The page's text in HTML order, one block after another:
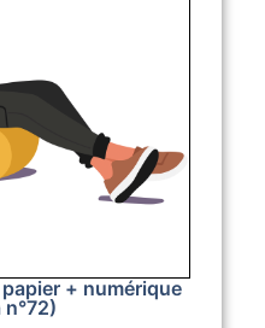
+ numérique
n°72)